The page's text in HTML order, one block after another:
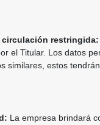
restringida:
el Titular. Los datos
similares, estos
La empresa brindará